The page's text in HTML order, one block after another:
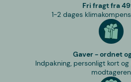
Fri fragt fra
1-2 dages
Gaver - ordnet
Indpakning, personligt kort
modtageren